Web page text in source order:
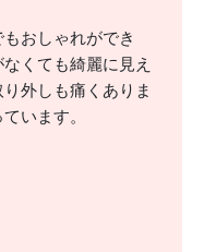
おしゃれができ
くても綺麗に見え
外しも痛くありま
います。